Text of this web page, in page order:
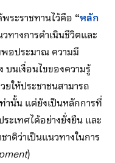
ระราชทานไว้คือ “หลัก
ทางการดำเนินชีวิตและ
อประมาณ ความมี
นเงื่อนไขของความรู้
ให้ประชาชนสามารถ
านั้น แต่ยังเป็นหลักการที่
ะเทศได้อย่างยั่งยืน และ
ติว่าเป็นแนวทางในการ
)